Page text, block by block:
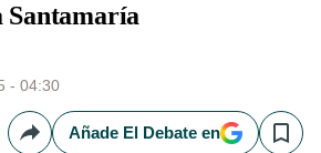
Santamaría
- 04:30
CompartirAñade El Debate en Save